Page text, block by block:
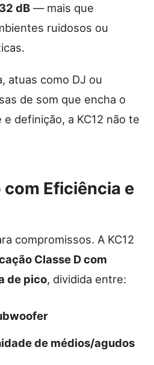
dB — mais que
ruidosos ou
atuas como DJ ou
de som que encha o
definição, a KC12 não te
Eficiência e
compromissos. A KC12
Classe D com
de pico, dividida entre:
de médios/agudos